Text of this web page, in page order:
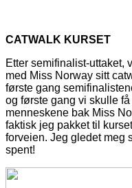
CATWALK KURSET
Etter semifinalist-uttaket,
med Miss Norway sitt
første gang
og første gang vi skulle
menneskene bak Miss
faktisk jeg pakket til
forveien. Jeg gledet meg
spent!